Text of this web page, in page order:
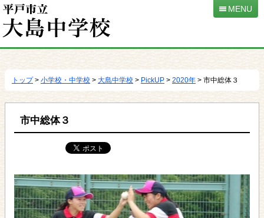
移
MENU
トップ> 小学校・中学校 > 大島中学校 > PickUP > 2020年 > 市中総体３
市中総体３